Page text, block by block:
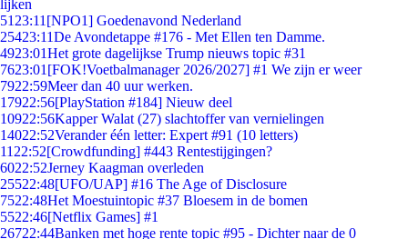
lijken
51 23:11 [NPO1] Goedenavond Nederland
25423:11De Avondetappe #176 - Met Ellen ten Damme.
4923:01Het grote dagelijkse Trump nieuws topic #31
7623:01 [FOK!Voetbalmanager 2026/2027] #1 We zijn er weer
7922:59Meer dan 40 uur werken.
17922:56[PlayStation #184] Nieuw deel
10922:56Kapper Walat (27) slachtoffer van vernielingen
14022:52Verander één letter: Expert #91 (10 letters)
11 22:52[Crowdfunding] #443 Rentestijgingen?
6022:52Jerney Kaagman overleden
25522:48[UFO/UAP] #16 The Age of Disclosure
7522:48Het Moestuintopic #37 Bloesem in de bomen
5522:46[Netflix Games] #1
26722:44Banken met hoge rente topic #95 - Dichter naar de 0